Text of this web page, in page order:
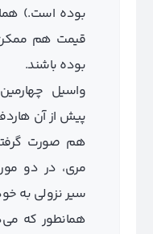
بوده است.)
قیمت هم
بوده باشند.
واسیل
پیش از آن
هم صورت
مری، در دو
سیر نزولی به
همانطور که